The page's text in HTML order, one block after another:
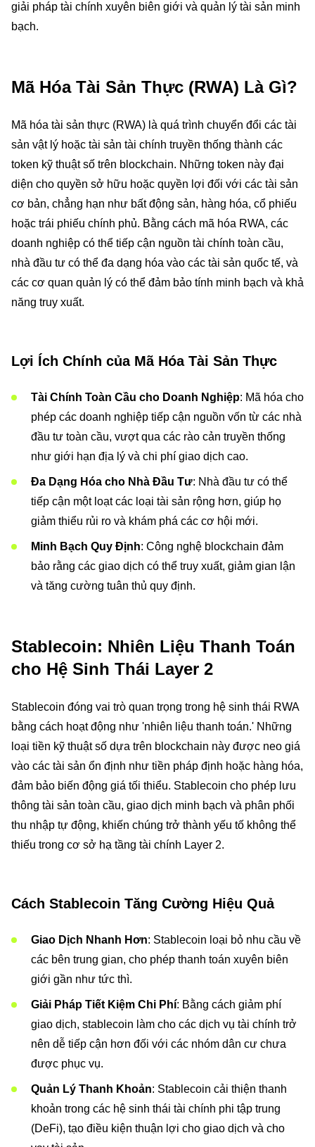
giải pháp tài chính xuyên biên giới và quản lý tài sản minh
bạch.
Mã Hóa Tài Sản Thực (RWA) Là Gì?
Mã hóa tài sản thực (RWA) là quá trình chuyển đổi các tài
sản vật lý hoặc tài sản tài chính truyền thống thành các
token kỹ thuật số trên blockchain. Những token này đại
diện cho quyền sở hữu hoặc quyền lợi đối với các tài sản
cơ bản, chẳng hạn như bất động sản, hàng hóa, cổ phiếu
hoặc trái phiếu chính phủ. Bằng cách mã hóa RWA, các
doanh nghiệp có thể tiếp cận nguồn tài chính toàn cầu,
nhà đầu tư có thể đa dạng hóa vào các tài sản quốc tế, và
các cơ quan quản lý có thể đảm bảo tính minh bạch và khả
năng truy xuất.
Lợi Ích Chính của Mã Hóa Tài Sản Thực
Tài Chính Toàn Cầu cho Doanh Nghiệp: Mã hóa cho
phép các doanh nghiệp tiếp cận nguồn vốn từ các nhà
đầu tư toàn cầu, vượt qua các rào cản truyền thống
như giới hạn địa lý và chi phí giao dịch cao.
Đa Dạng Hóa cho Nhà Đầu Tư: Nhà đầu tư có thể
tiếp cận một loạt các loại tài sản rộng hơn, giúp họ
giảm thiểu rủi ro và khám phá các cơ hội mới.
Minh Bạch Quy Định: Công nghệ blockchain đảm
bảo rằng các giao dịch có thể truy xuất, giảm gian lận
và tăng cường tuân thủ quy định.
Stablecoin: Nhiên Liệu Thanh Toán
cho Hệ Sinh Thái Layer 2
Stablecoin đóng vai trò quan trọng trong hệ sinh thái RWA
bằng cách hoạt động như 'nhiên liệu thanh toán.' Những
loại tiền kỹ thuật số dựa trên blockchain này được neo giá
vào các tài sản ổn định như tiền pháp định hoặc hàng hóa,
đảm bảo biến động giá tối thiểu. Stablecoin cho phép lưu
thông tài sản toàn cầu, giao dịch minh bạch và phân phối
thu nhập tự động, khiến chúng trở thành yếu tố không thể
thiếu trong cơ sở hạ tầng tài chính Layer 2.
Cách Stablecoin Tăng Cường Hiệu Quả
Giao Dịch Nhanh Hơn: Stablecoin loại bỏ nhu cầu về
các bên trung gian, cho phép thanh toán xuyên biên
giới gần như tức thì.
Giải Pháp Tiết Kiệm Chi Phí: Bằng cách giảm phí
giao dịch, stablecoin làm cho các dịch vụ tài chính trở
nên dễ tiếp cận hơn đối với các nhóm dân cư chưa
được phục vụ.
Quản Lý Thanh Khoản: Stablecoin cải thiện thanh
khoản trong các hệ sinh thái tài chính phi tập trung
(DeFi), tạo điều kiện thuận lợi cho giao dịch và cho